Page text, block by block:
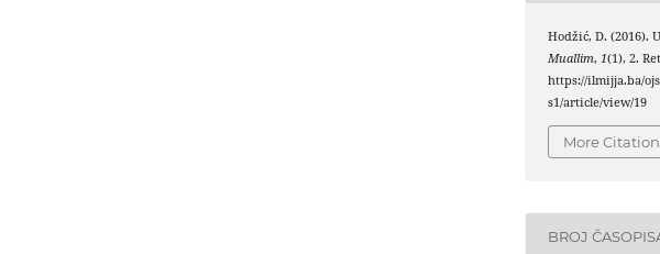
Hodžić, D. (2016).
Muallim,1(1), 2.
https://ilmijja.ba/
s1/article/view/19
More
BROJ